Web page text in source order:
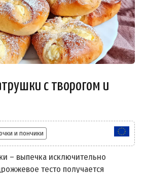
с творогом и
и пончики
– выпечка исключительно
тесто получается